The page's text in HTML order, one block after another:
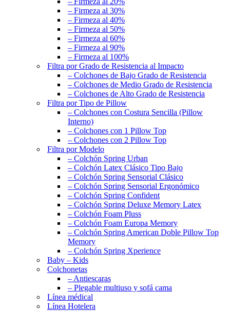
– Firmeza al 30%
– Firmeza al 40%
– Firmeza al 50%
– Firmeza al 60%
– Firmeza al 90%
– Firmeza al 100%
Filtra por Grado de Resistencia al Impacto
– Colchones de Bajo Grado de Resistencia
– Colchones de Medio Grado de Resistencia
– Colchones de Alto Grado de Resistencia
Filtra por Tipo de Pillow
– Colchones con Costura Sencilla (Pillow
Interno)
– Colchones con 1 Pillow Top
– Colchones con 2 Pillow Top
Filtra por Modelo
– Colchón Spring Urban
– Colchón Latex Clásico Tipo Bajo
– Colchón Spring Sensorial Clásico
– Colchón Spring Sensorial Ergonómico
– Colchón Spring Confident
– Colchón Spring Deluxe Memory Latex
– Colchón Foam Pluss
– Colchón Foam Europa Memory
– Colchón Spring American Doble Pillow Top
Memory
– Colchón Spring Xperience
Baby – Kids
Colchonetas
– Antiescaras
– Plegable multiuso y sofá cama
Línea médical
Línea Hotelera